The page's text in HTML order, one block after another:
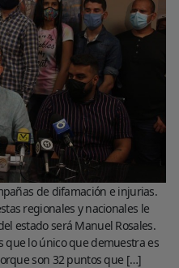
de difamación e injurias.
regionales y nacionales le
estado será Manuel Rosales.
que lo único que demuestra es
son 32 puntos que […]